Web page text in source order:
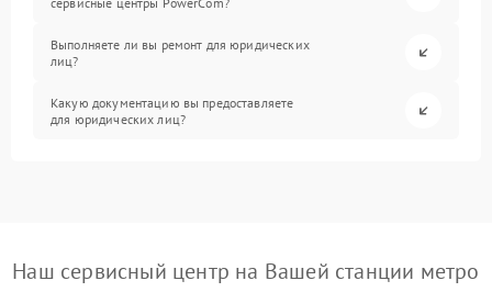
Выполняете ли вы ремонт для юридических
лиц?
Какую документацию вы предоставляете
для юридических лиц?
Наш сервисный центр на Вашей станции метро